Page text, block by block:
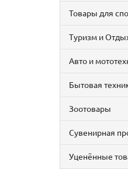
Товары для
Туризм и
Авто и
Бытовая
Зоотовары
Сувенирная
Уценённые